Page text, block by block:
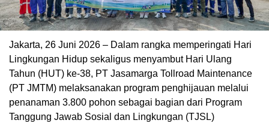
Jakarta, 26 Juni 2026 – Dalam rangka memperingati Hari
Lingkungan Hidup sekaligus menyambut Hari Ulang
Tahun (HUT) ke-38, PT Jasamarga Tollroad Maintenance
(PT JMTM) melaksanakan program penghijauan melalui
penanaman 3.800 pohon sebagai bagian dari Program
Tanggung Jawab Sosial dan Lingkungan (TJSL)